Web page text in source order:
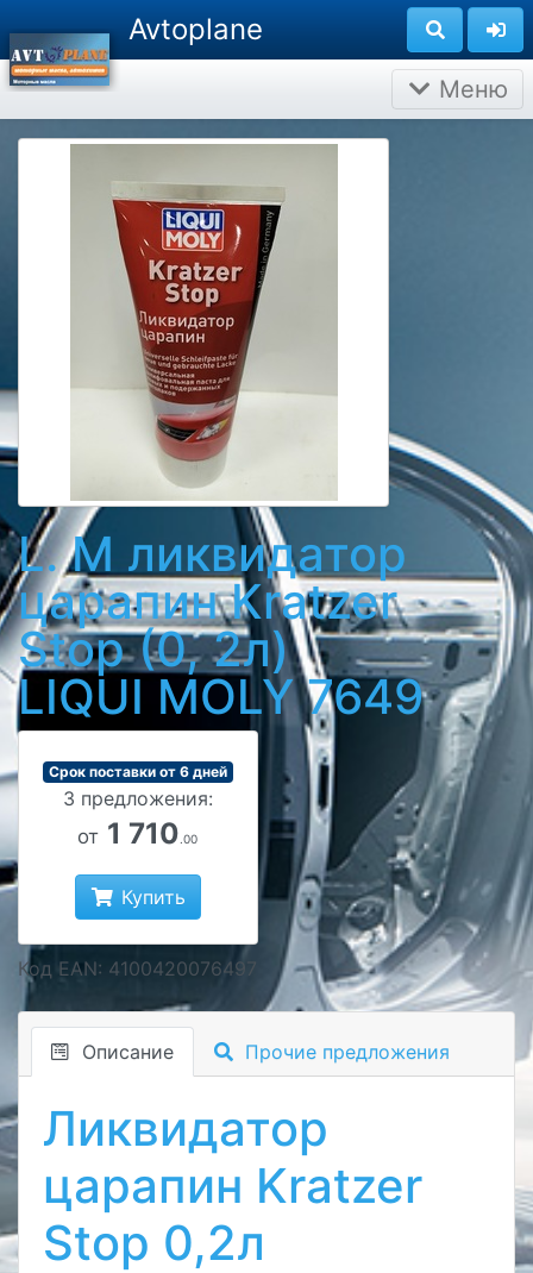
Avtoplane
Меню
L. M ликвидатор
царапин Kratzer
Stop (0, 2л)
LIQUI MOLY 7649
Срок поставки от 6 дней
3 предложения:
от 1 710 .00
Купить
Код EAN: 4100420076497
Описание Прочие предложения
Ликвидатор
царапин Kratzer
Stop 0,2л